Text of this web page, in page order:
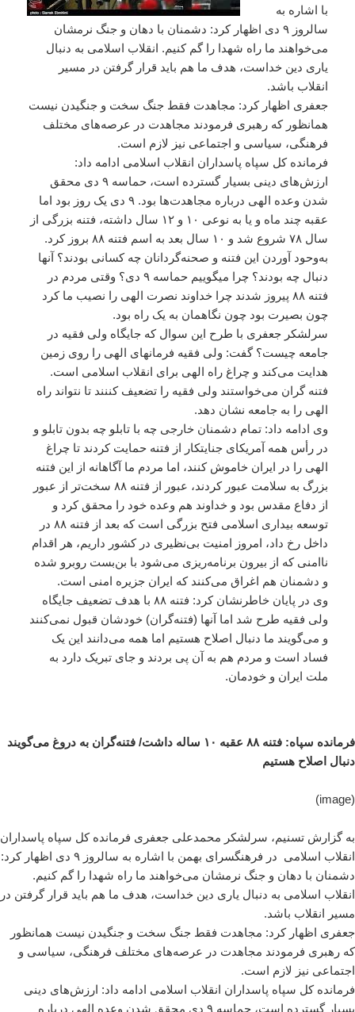
با اشاره به
سالروز ٩ دی اظهار کرد: دشمنان با دهان و جنگ نرمشان
می‌خواهند ما راه شهدا را گم کنیم. انقلاب اسلامی به دنبال
یاری دین خداست، هدف ما هم باید قرار گرفتن در مسیر
انقلاب باشد.
جعفری اظهار کرد: مجاهدت فقط جنگ سخت و جنگیدن نیست
همانظور که رهبری فرمودند مجاهدت در عرصه‌های مختلف
فرهنگی، سیاسی و اجتماعی نیز لازم است.
فرمانده کل سپاه پاسداران انقلاب اسلامی ادامه داد:
ارزش‌های دینی بسیار گسترده است، حماسه ٩ دی محقق
شدن وعده الهی درباره مجاهدت‌ها بود. ٩ دی یک روز بود اما
عقبه چند ماه و یا به نوعی ۱۰ و ١٢ سال داشته، فتنه بزرگی از
سال ٧٨ شروع شد و ۱۰ سال بعد به اسم فتنه ٨٨ بروز کرد.
به‌وحود آوردن این فتنه و صحنه‌گردانان چه کسانی بودند؟ آنها
دنبال چه بودند؟ چرا میگوییم حماسه ٩ دی؟ وقتی مردم در
فتنه ٨٨ پیروز شدند چرا خداوند نصرت الهی را نصیب ما کرد
چون بصیرت بود چون نگاهمان به یک راه بود.
سرلشکر جعفری با طرح این سوال که جایگاه ولی فقیه در
جامعه چیست؟ گفت: ولی فقیه فرمانهای الهی را روی زمین
هدایت می‌کند و چراغ راه الهی برای انقلاب اسلامی است.
فتنه گران می‌خواستند ولی فقیه را تضعیف کننند تا نتواند راه
الهی را به جامعه نشان دهد.
وی ادامه داد: تمام دشمنان خارجی چه با تابلو چه بدون تابلو و
در رأس همه آمریکای جنایتکار از فتنه حمایت کردند تا چراغ
الهی را در ایران خاموش کنند، اما مردم ما آگاهانه از این فتنه
بزرگ به سلامت عبور کردند، عبور از فتنه ٨٨ سخت‌تر از عبور
از دفاع مقدس بود و خداوند هم وعده خود را محقق کرد و
توسعه بیداری اسلامی فتح بزرگی است که بعد از فتنه ٨٨ در
داخل رخ داد، امروز امنیت بی‌نظیری در کشور داریم، هر اقدام
ناامنی که از بیرون برنامه‌ریزی می‌شود با بن‌بست روبرو شده
و دشمنان هم اغراق می‌کنند که ایران جزیره امنی است.
وی در پایان خاطرنشان کرد: فتنه ٨٨ با هدف تضعیف جایگاه
ولی فقیه طرح شد اما آنها (فتنه‌گران) خودشان قبول نمی‌کنند
و می‌گویند ما دنبال اصلاح هستیم اما همه می‌دانند این یک
فساد است و مردم هم به آن پی بردند و جای تبریک دارد به
ملت ایران و خودمان.
فرمانده سپاه: فتنه ۸۸ عقبه ۱۰ ساله داشت/ فتنه‌گران به دروغ می‌گویند
دنبال اصلاح هستیم
(image)
به گزارش تسنیم، سرلشکر محمدعلی جعفری فرمانده کل سپاه پاسداران
انقلاب اسلامی در فرهنگسرای بهمن با اشاره به سالروز ٩ دی اظهار کرد:
دشمنان با دهان و جنگ نرمشان می‌خواهند ما راه شهدا را گم کنیم.
انقلاب اسلامی به دنبال یاری دین خداست، هدف ما هم باید قرار گرفتن در
مسیر انقلاب باشد.
جعفری اظهار کرد: مجاهدت فقط جنگ سخت و جنگیدن نیست همانظور
که رهبری فرمودند مجاهدت در عرصه‌های مختلف فرهنگی، سیاسی و
اجتماعی نیز لازم است.
فرمانده کل سپاه پاسداران انقلاب اسلامی ادامه داد: ارزش‌های دینی
بسیار گسترده است، حماسه ٩ دی محقق شدن وعده الهی درباره